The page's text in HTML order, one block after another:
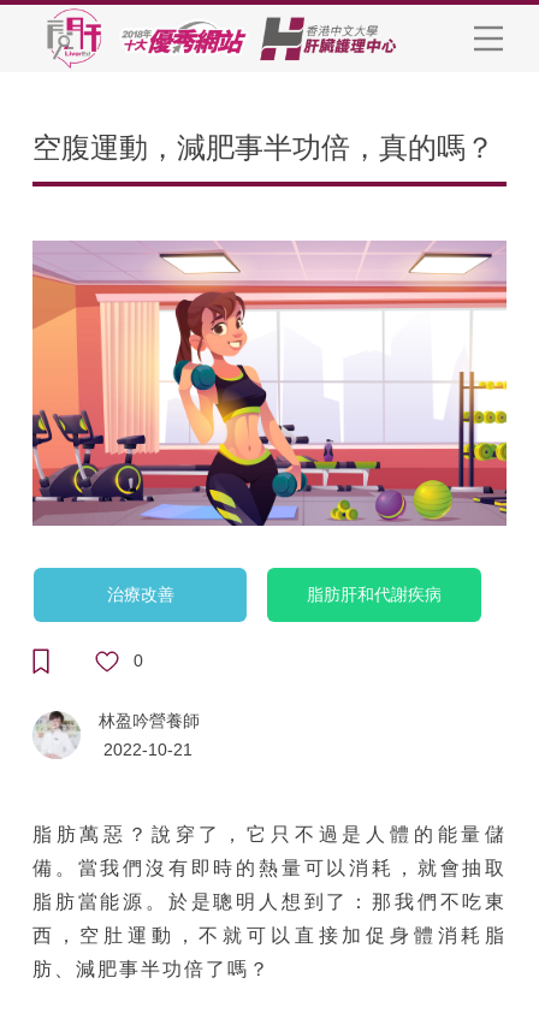
空腹運動，減肥事半功倍，真的嗎？
治療改善 脂肪肝和代謝疾病
0
林盈吟營養師
2022-10-21
脂肪萬惡？說穿了，它只不過是人體的能量儲
備。當我們沒有即時的熱量可以消耗，就會抽取
脂肪當能源。於是聰明人想到了：那我們不吃東
西，空肚運動，不就可以直接加促身體消耗脂
肪、減肥事半功倍了嗎？